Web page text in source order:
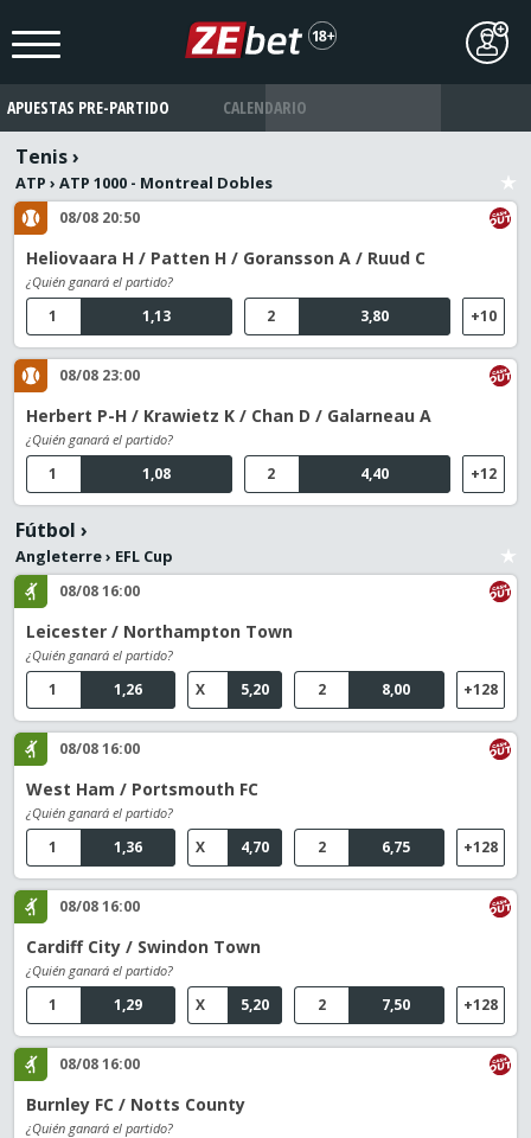
APUESTAS PRE-PARTIDO CALENDARIO
Tenis›
ATP › ATP 1000 - Montreal Dobles
08/08 20:50
Heliovaara H / Patten H / Goransson A / Ruud C
¿Quién ganará el partido?
1,13
1 3,80
2 +10
08/08 23:00
Herbert P-H / Krawietz K / Chan D / Galarneau A
¿Quién ganará el partido?
1,08
1 4,40
2 +12
Fútbol ›
Angleterre› EFL Cup
08/08 16:00
Leicester / Northampton Town
¿Quién ganará el partido?
1,26
1 5,20
X 8,00
2 +128
08/08 16:00
West Ham / Portsmouth FC
¿Quién ganará el partido?
1,36
1 4,70
X 6,75
2 +128
08/08 16:00
Cardiff City / Swindon Town
¿Quién ganará el partido?
1,29
1 5,20
X 7,50
2 +128
08/08 16:00
Burnley FC / Notts County
¿Quién ganará el partido?